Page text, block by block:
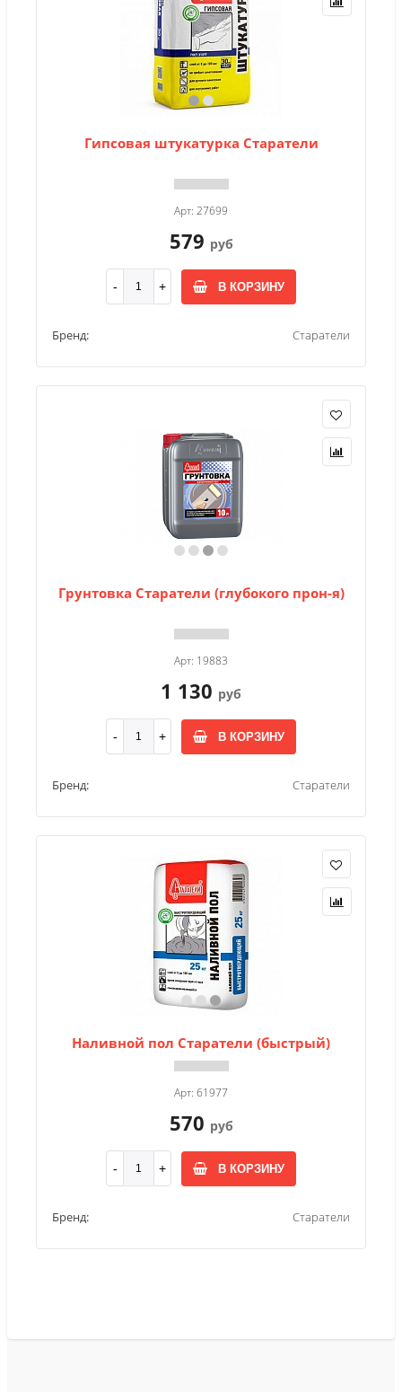
Гипсовая штукатурка Старатели
Арт: 27699
579 руб
В КОРЗИНУ
Бренд: Старатели
Грунтовка Старатели (глубокого прон-я)
Арт: 19883
1 130 руб
В КОРЗИНУ
Бренд: Старатели
Наливной пол Старатели (быстрый)
Арт: 61977
570 руб
В КОРЗИНУ
Бренд: Старатели